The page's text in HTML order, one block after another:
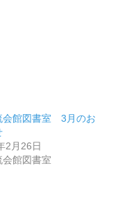
会館図書室 3月のお
2月26日
会館図書室